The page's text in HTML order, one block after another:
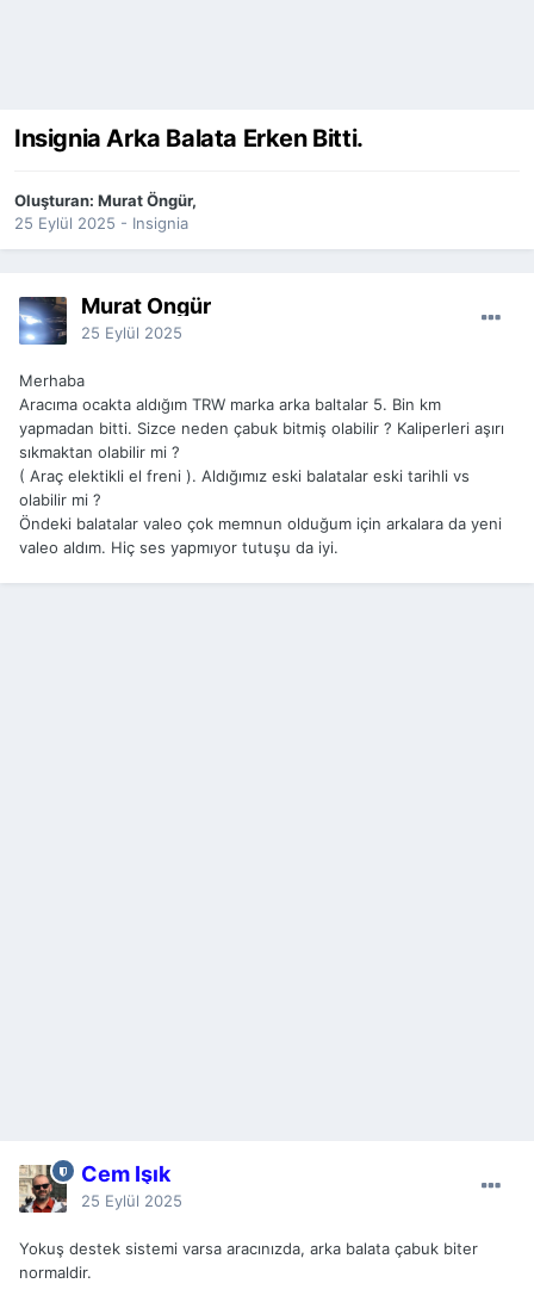
Insignia Arka Balata Erken Bitti.
Oluşturan: Murat Öngür,
25 Eylül 2025 - Insignia
Murat Öngür
25 Eylül 2025
Merhaba
Aracıma ocakta aldığım TRW marka arka baltalar 5. Bin km
yapmadan bitti. Sizce neden çabuk bitmiş olabilir ? Kaliperleri aşırı
sıkmaktan olabilir mi ?
( Araç elektikli el freni ). Aldığımız eski balatalar eski tarihli vs
olabilir mi ?
Öndeki balatalar valeo çok memnun olduğum için arkalara da yeni
valeo aldım. Hiç ses yapmıyor tutuşu da iyi.
Cem Işık
25 Eylül 2025
Yokuş destek sistemi varsa aracınızda, arka balata çabuk biter
normaldir.